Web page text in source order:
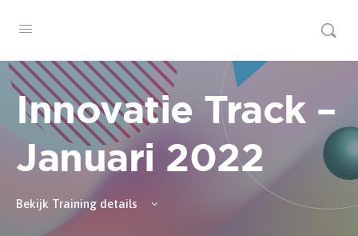
Innovatie Track –
Januari 2022
Bekijk Training details